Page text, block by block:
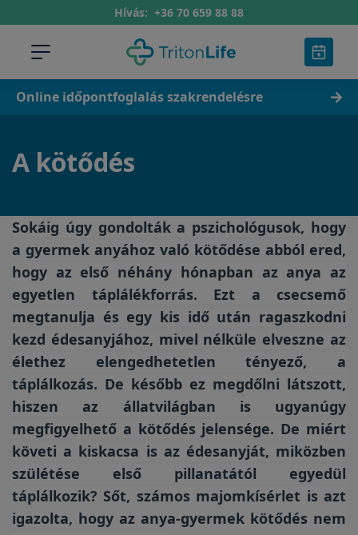
Hívás: +36 70 659 88 88
Online időpontfoglalás szakrendelésre
A kötődés
Sokáig úgy gondolták a pszichológusok, hogy
a gyermek anyához való kötődése abból ered,
hogy az első néhány hónapban az anya az
egyetlen táplálékforrás. Ezt a csecsemő
megtanulja és egy kis idő után ragaszkodni
kezd édesanyjához, mivel nélküle elveszne az
élethez elengedhetetlen tényező, a
táplálkozás. De később ez megdőlni látszott,
hiszen az állatvilágban is ugyanúgy
megfigyelhető a kötődés jelensége. De miért
követi a kiskacsa is az édesanyját, miközben
szülétése első pillanatától egyedül
táplálkozik? Sőt, számos majomkísérlet is azt
igazolta, hogy az anya-gyermek kötődés nem